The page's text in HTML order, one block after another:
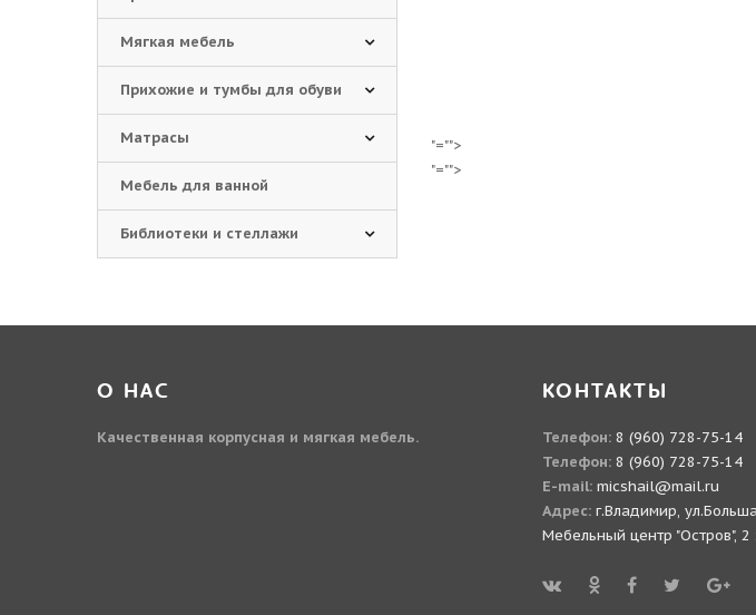
"="">
"="">
Мягкая мебель
Прихожие и тумбы для обуви
Матрасы
Мебель для ванной
Библиотеки и стеллажи
О НАС
Качественная корпусная и мягкая мебель.
КОНТАКТЫ
Телефон: 8 (960) 728-75-14
Телефон: 8 (960) 728-75-14
E-mail: micshail@mail.ru
Адрес: г.Владимир,
Мебельный центр "Остров", 2